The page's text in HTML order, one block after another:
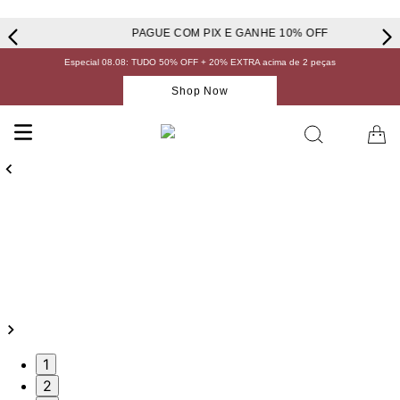
PAGUE COM PIX E GANHE 10% OFF
Especial 08.08: TUDO 50% OFF + 20% EXTRA acima de 2 peças
Shop Now
1
2